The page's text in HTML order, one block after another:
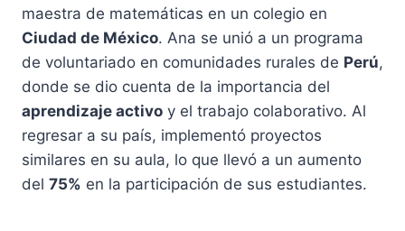
maestra de matemáticas en un colegio en
Ciudad de México. Ana se unió a un programa
de voluntariado en comunidades rurales de Perú,
donde se dio cuenta de la importancia del
aprendizaje activo y el trabajo colaborativo. Al
regresar a su país, implementó proyectos
similares en su aula, lo que llevó a un aumento
del 75% en la participación de sus estudiantes.